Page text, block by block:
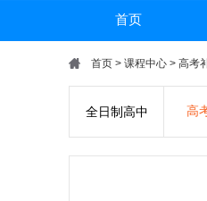
首页
首页 > 课程中心 > 高考
全日制高中 高